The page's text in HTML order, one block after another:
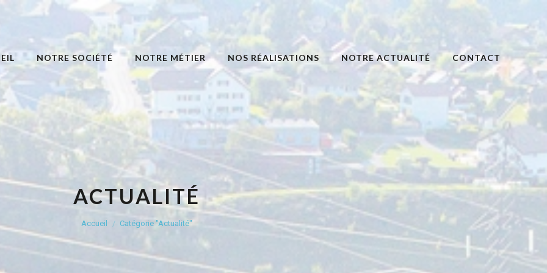
NOTRE SOCIÉTÉ NOTRE MÉTIER NOS RÉALISATIONS NOTRE ACTUALITÉ CONTACT
ACTUALITÉ
Vous êtes ici :
Accueil Catégorie "Actualité"